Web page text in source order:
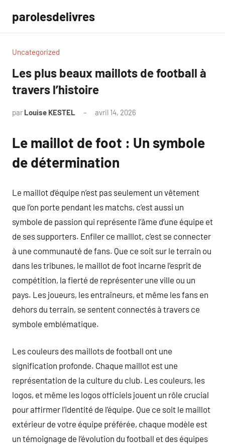
contenu
parolesdelivres
Uncategorized
Les plus beaux maillots de football à
travers l’histoire
par Louise KESTEL avril 14, 2026
Le maillot de foot : Un symbole
de détermination
Le maillot d’équipe n’est pas seulement un vêtement
que l’on porte pendant les matchs, c’est aussi un
symbole de passion qui représente l’âme d’une équipe et
de ses supporters. Enfiler ce maillot, c’est se connecter
à une communauté de fans. Que ce soit sur le terrain ou
dans les tribunes, le maillot de foot incarne l’esprit de
compétition, la fierté de représenter une ville ou un
pays. Les joueurs, les entraîneurs, et même les fans en
dehors du terrain, se sentent connectés à travers ce
symbole emblématique.
Les couleurs des maillots de football ont une
signification profonde. Chaque maillot est une
représentation de la culture du club. Les couleurs, les
logos, et même les logos officiels jouent un rôle crucial
pour affirmer l’identité de l’équipe. Que ce soit le maillot
extérieur de votre équipe préférée, chaque modèle est
un témoignage de l’évolution du football et des équipes